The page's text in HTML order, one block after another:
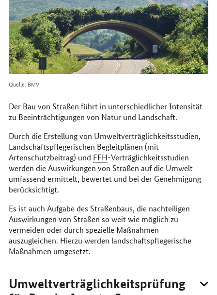
Quelle: BMV
Der Bau von Straßen führt in unterschiedlicher Intensität
zu Beeinträchtigungen von Natur und Landschaft.
Durch die Erstellung von Umweltverträglichkeitsstudien,
Landschaftspflegerischen Begleitplänen (mit
Artenschutzbeitrag) und FFH-Verträglichkeitsstudien
werden die Auswirkungen von Straßen auf die Umwelt
umfassend ermittelt, bewertet und bei der Genehmigung
berücksichtigt.
Es ist auch Aufgabe des Straßenbaus, die nachteiligen
Auswirkungen von Straßen so weit wie möglich zu
vermeiden oder durch spezielle Maßnahmen
auszugleichen. Hierzu werden landschaftspflegerische
Maßnahmen umgesetzt.
Umweltverträglichkeitsprüfung